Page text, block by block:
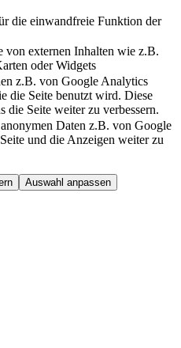
die einwandfreie Funktion der
von externen Inhalten wie z.B.
oder Widgets
z.B. von Google Analytics
die Seite benutzt wird. Diese
die Seite weiter zu verbessern.
Daten z.B. von Google
und die Anzeigen weiter zu
Auswahl anpassen